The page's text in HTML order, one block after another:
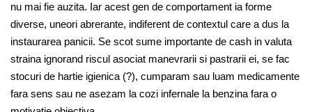
nu mai fie auzita. Iar acest gen de comportament ia forme
diverse, uneori abrerante, indiferent de contextul care a dus la
instaurarea panicii. Se scot sume importante de cash in valuta
straina ignorand riscul asociat manevrarii si pastrarii ei, se fac
stocuri de hartie igienica (?), cumparam sau luam medicamente
fara sens sau ne asezam la cozi infernale la benzina fara o